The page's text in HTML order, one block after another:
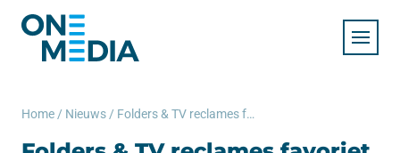
Home / Nieuws / Folders & TV reclames favoriet bij consumenten